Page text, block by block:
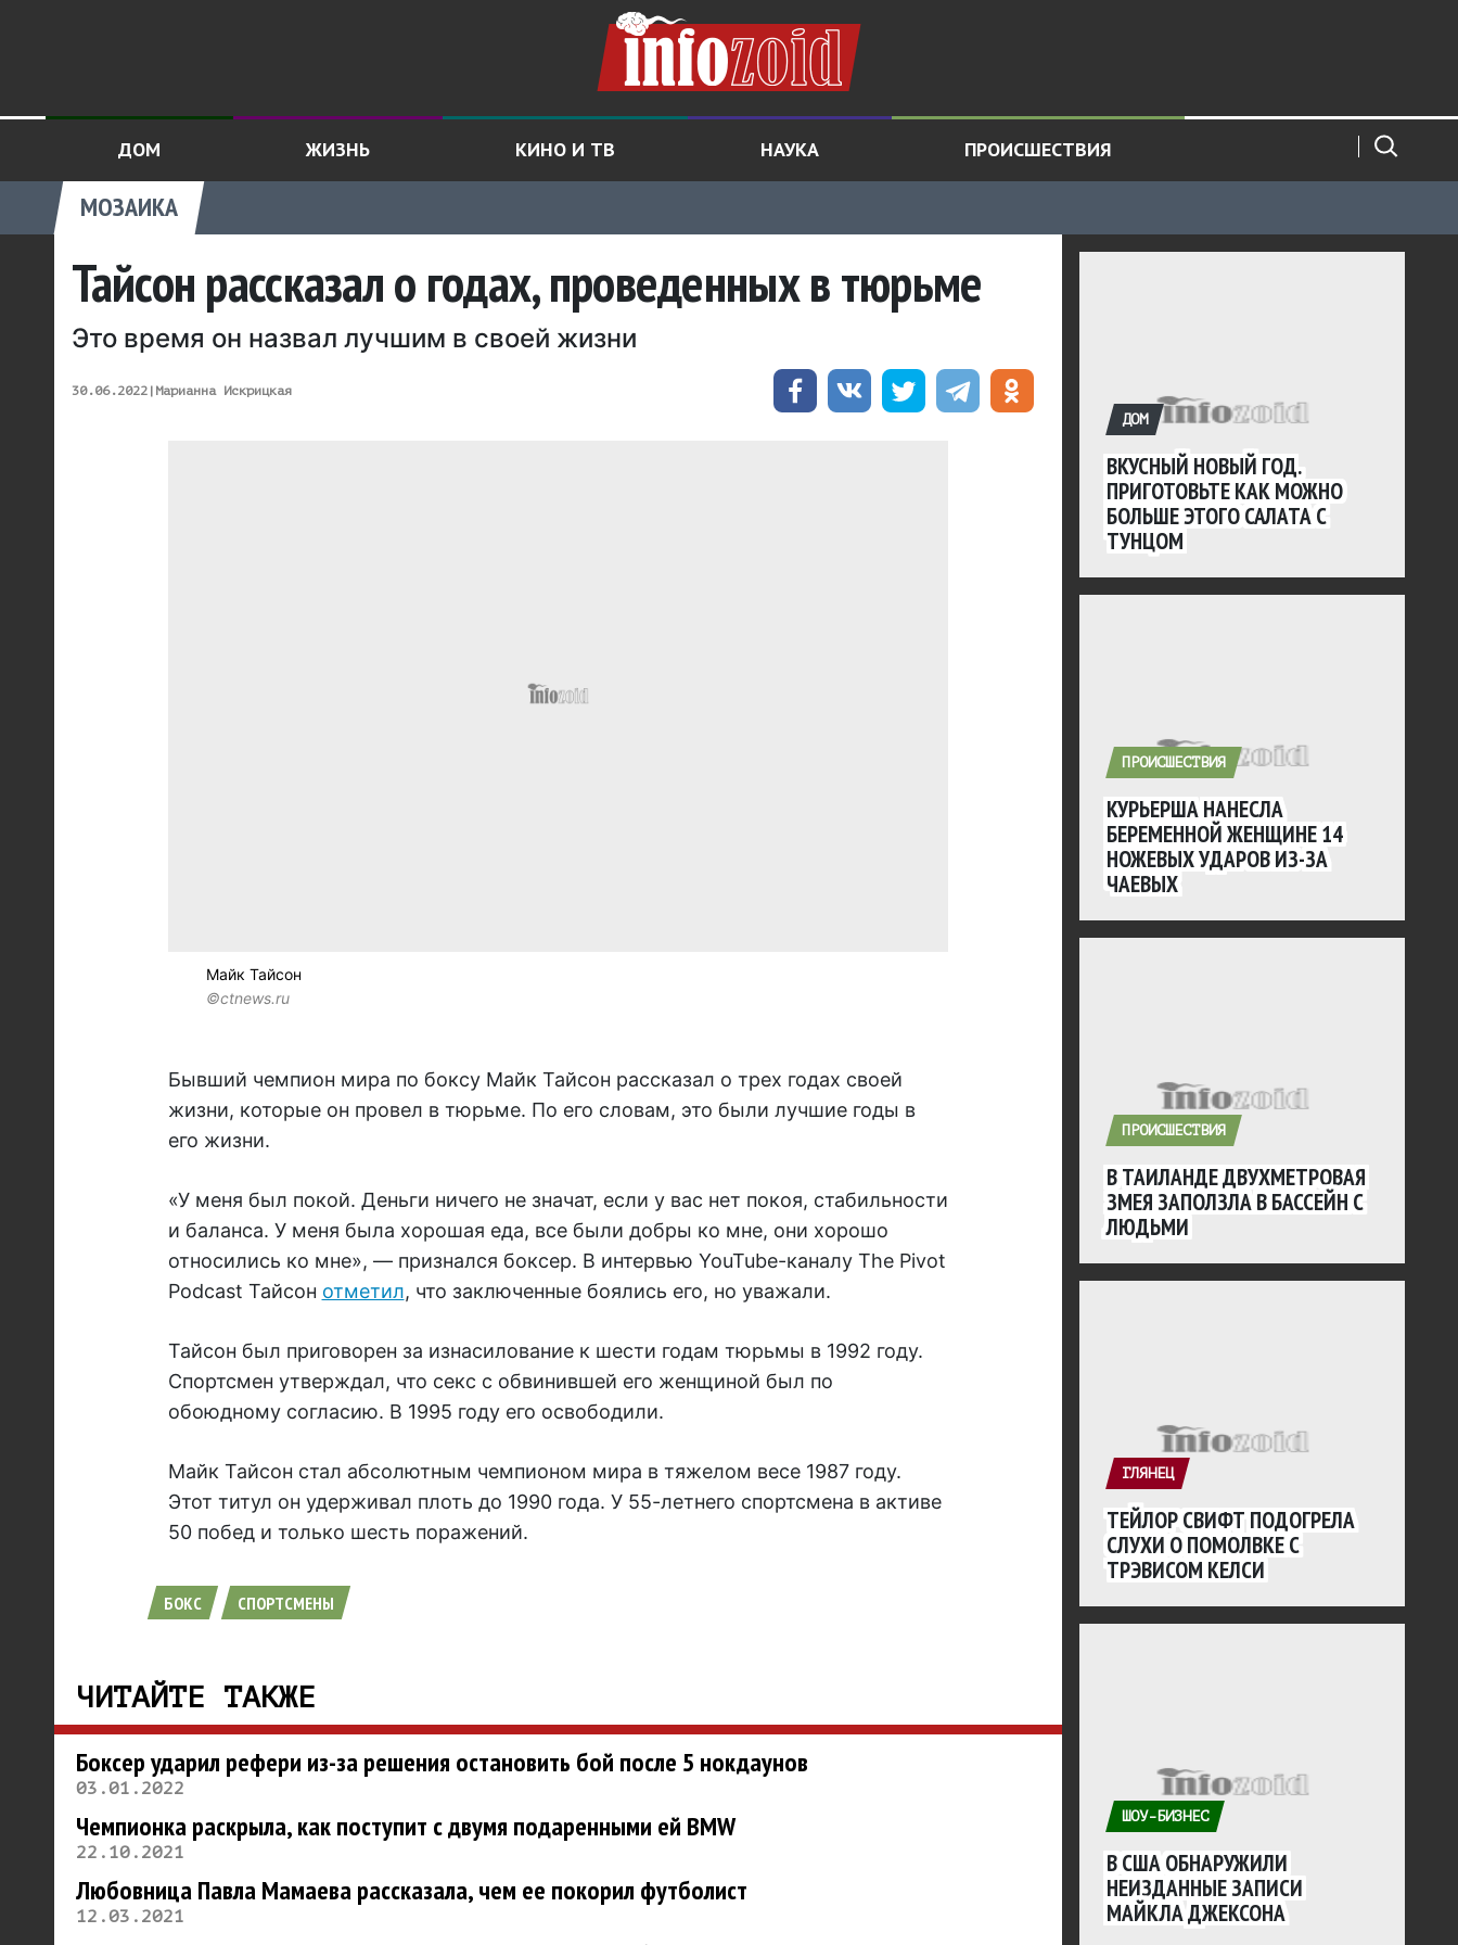
ДОМ ЖИЗНЬ КИНО И ТВ НАУКА ПРОИСШЕСТВИЯ
МОЗАИКА
Тайсон рассказал о годах, проведенных в тюрьме
Это время он назвал лучшим в своей жизни
30.06.2022| Марианна Искрицкая
Майк Тайсон
©ctnews.ru
Бывший чемпион мира по боксу Майк Тайсон рассказал о трех годах своей
жизни, которые он провел в тюрьме. По его словам, это были лучшие годы в
его жизни.
«У меня был покой. Деньги ничего не значат, если у вас нет покоя, стабильности
и баланса. У меня была хорошая еда, все были добры ко мне, они хорошо
относились ко мне», — признался боксер. В интервью YouTube-каналу The Pivot
Podcast Тайсон отметил, что заключенные боялись его, но уважали.
Тайсон был приговорен за изнасилование к шести годам тюрьмы в 1992 году.
Спортсмен утверждал, что секс с обвинившей его женщиной был по
обоюдному согласию. В 1995 году его освободили.
Майк Тайсон стал абсолютным чемпионом мира в тяжелом весе 1987 году.
Этот титул он удерживал плоть до 1990 года. У 55-летнего спортсмена в активе
50 побед и только шесть поражений.
БОКС СПОРТСМЕНЫ
ЧИТАЙТЕ ТАКЖЕ
Боксер ударил рефери из-за решения остановить бой после 5 нокдаунов
03.01.2022
Чемпионка раскрыла, как поступит с двумя подаренными ей BMW
22.10.2021
Любовница Павла Мамаева рассказала, чем ее покорил футболист
12.03.2021
ДОМ
ВКУСНЫЙ НОВЫЙ ГОД.
ПРИГОТОВЬТЕ КАК МОЖНО
БОЛЬШЕ ЭТОГО САЛАТА С
ТУНЦОМ
ПРОИСШЕСТВИЯ
КУРЬЕРША НАНЕСЛА
БЕРЕМЕННОЙ ЖЕНЩИНЕ 14
НОЖЕВЫХ УДАРОВ ИЗ-ЗА
ЧАЕВЫХ
ПРОИСШЕСТВИЯ
В ТАИЛАНДЕ ДВУХМЕТРОВАЯ
ЗМЕЯ ЗАПОЛЗЛА В БАССЕЙН С
ЛЮДЬМИ
ГЛЯНЕЦ
ТЕЙЛОР СВИФТ ПОДОГРЕЛА
СЛУХИ О ПОМОЛВКЕ С
ТРЭВИСОМ КЕЛСИ
ШОУ-БИЗНЕС
В США ОБНАРУЖИЛИ
НЕИЗДАННЫЕ ЗАПИСИ
МАЙКЛА ДЖЕКСОНА